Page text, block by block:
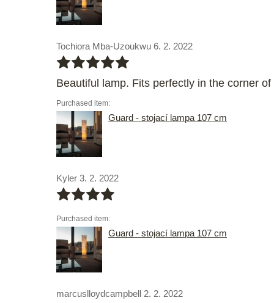
Tochiora Mba-Uzoukwu 6. 2. 2022
bbbbb
Beautiful lamp. Fits perfectly in the corner
Purchased item:
Guard - stojací lampa 107 cm
Kyler 3. 2. 2022
bbbb
Purchased item:
Guard - stojací lampa 107 cm
marcuslloydcampbell 2. 2. 2022